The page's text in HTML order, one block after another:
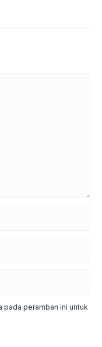
pada peramban ini untuk